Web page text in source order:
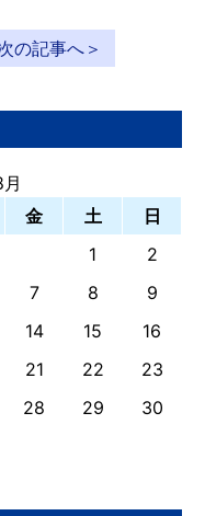
の記事へ＞
金 土
日
1
2
7 8
9
14 15
16
21 22
23
28 29
30